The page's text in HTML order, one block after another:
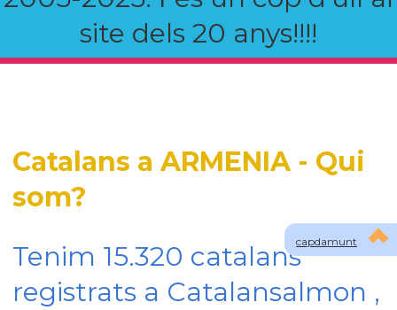
site dels 20 anys!!!!
capdamunt
Catalans a ARMENIA - Qui
som?
Tenim 15.320 catalans
registrats a Catalansalmon ,